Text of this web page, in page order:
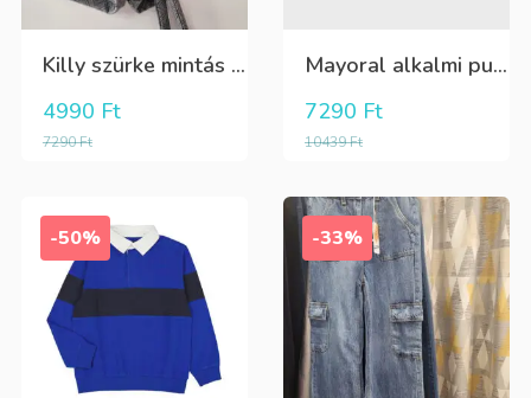
Killy szürke mintás rövidnadrág
7290Ft
4990 Ft
Mayoral alkalmi puha kék élre vasalt nadrág, behúzható derékrésszel
10439Ft
7290 Ft
-50% -33%